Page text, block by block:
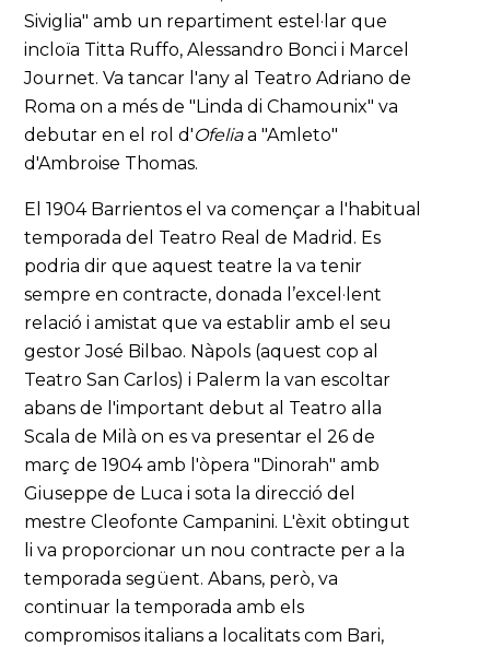
Siviglia" amb un repartiment estel·lar que
incloïa Titta Ruffo, Alessandro Bonci i Marcel
Journet. Va tancar l'any al Teatro Adriano de
Roma on a més de "Linda di Chamounix" va
debutar en el rol d'Ofeliaa "Amleto"
d'Ambroise Thomas.
El 1904 Barrientos el va començar a l'habitual
temporada del Teatro Real de Madrid. Es
podria dir que aquest teatre la va tenir
sempre en contracte, donada l’excel·lent
relació i amistat que va establir amb el seu
gestor José Bilbao. Nàpols (aquest cop al
Teatro San Carlos) i Palerm la van escoltar
abans de l'important debut al Teatro alla
Scala de Milà on es va presentar el 26 de
març de 1904 amb l'òpera "Dinorah" amb
Giuseppe de Luca i sota la direcció del
mestre Cleofonte Campanini. L'èxit obtingut
li va proporcionar un nou contracte per a la
temporada següent. Abans, però, va
continuar la temporada amb els
compromisos italians a localitats com Bari,